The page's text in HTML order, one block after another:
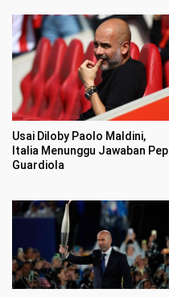
Usai Diloby Paolo Maldini,
Italia Menunggu Jawaban Pep
Guardiola